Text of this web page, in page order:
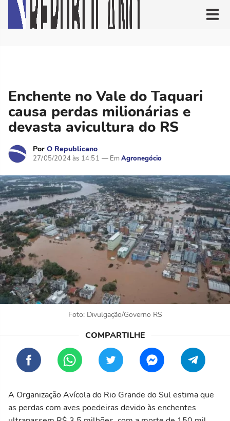
Enchente no Vale do Taquari
causa perdas milionárias e
devasta avicultura do RS
Por O Republicano
27/05/2024 às 14:51 Agronegócio
Foto: Divulgação/Governo RS
A Organização Avícola do Rio Grande do Sul estima que
as perdas com aves poedeiras devido às enchentes